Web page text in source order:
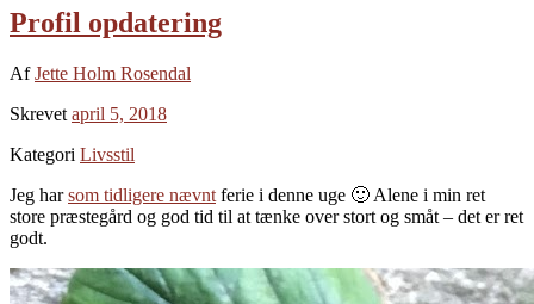
Profil opdatering
AfJette Holm Rosendal
Skrevet april 5, 2018
Kategori Livsstil
Jeg harsom tidligere nævnt ferie i denne uge 🙂 Alene i min ret
store præstegård og god tid til at tænke over stort og småt – det er ret
godt.